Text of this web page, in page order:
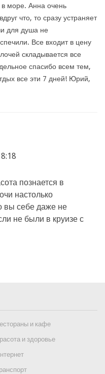
в море. Анна очень
что, то сразу устраняет
для душа не
Все входит в цену
складывается все
спасибо всем тем,
все эти 7 дней! Юрий,
познается в
настолько
вы себе даже не
не были в круизе с
и кафе
и здоровье